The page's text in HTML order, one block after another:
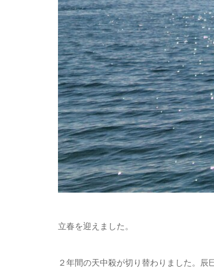
立春を迎えました。
２年間の天中殺が切り替わりました。辰